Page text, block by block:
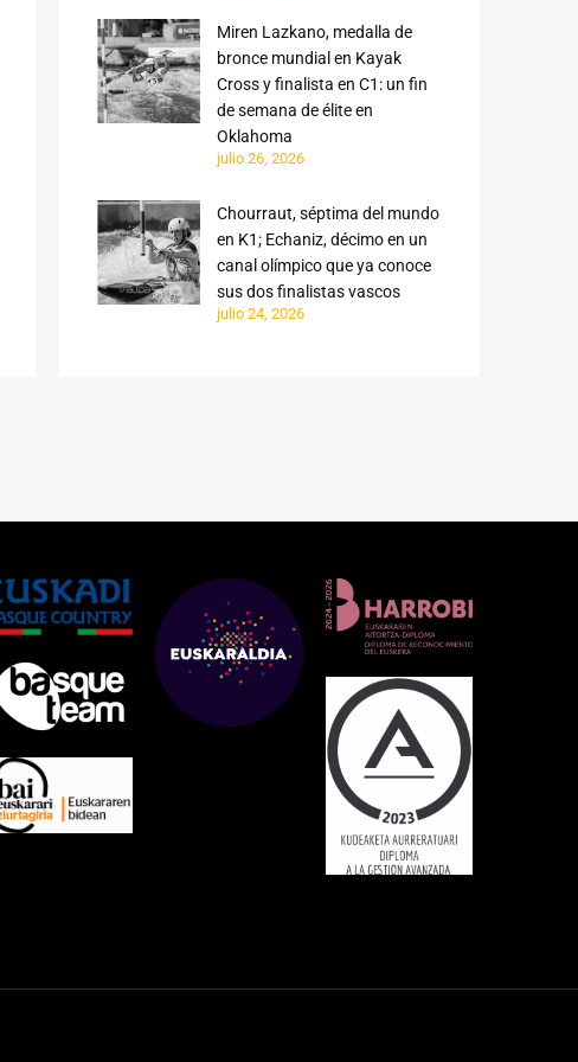
Miren Lazkano, medalla de
bronce mundial en Kayak
Cross y finalista en C1: un fin
de semana de élite en
Oklahoma
julio 26, 2026
Chourraut, séptima del mundo
en K1; Echaniz, décimo en un
canal olímpico que ya conoce
sus dos finalistas vascos
julio 24, 2026